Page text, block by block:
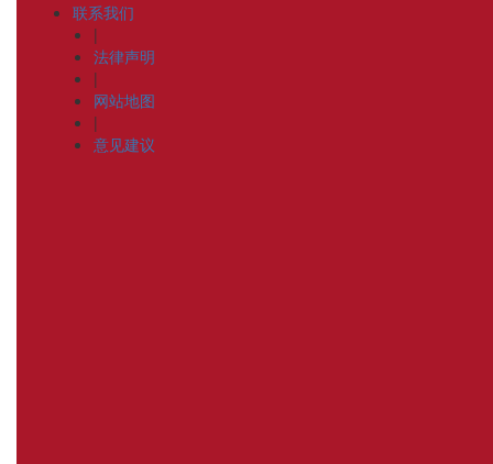
联系我们
|
法律声明
|
网站地图
|
意见建议